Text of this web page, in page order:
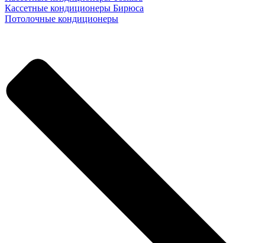
Кассетные кондиционеры Бирюса
Потолочные кондиционеры